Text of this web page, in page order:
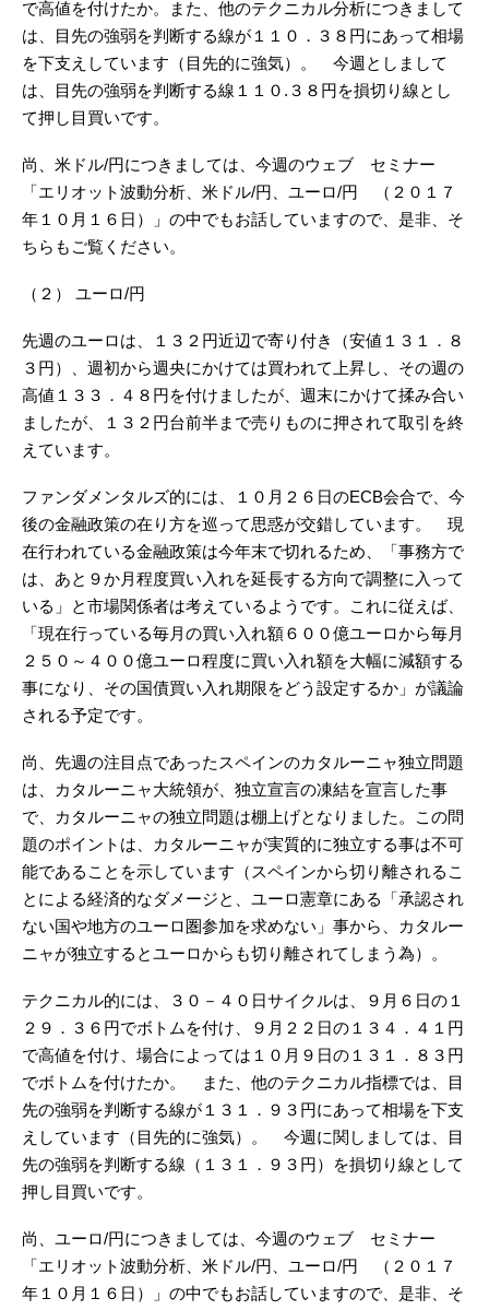
で高値を付けたか。また、他のテクニカル分析につきまして
は、目先の強弱を判断する線が１１０．３８円にあって相場
を下支えしています（目先的に強気）。 今週としまして
は、目先の強弱を判断する線１１０.３８円を損切り線とし
て押し目買いです。
尚、米ドル/円につきましては、今週のウェブ セミナー
「エリオット波動分析、米ドル/円、ユーロ/円 （２０１７
年１０月１６日）」の中でもお話していますので、是非、そ
ちらもご覧ください。
（２） ユーロ/円
先週のユーロは、１３２円近辺で寄り付き（安値１３１．８
３円）、週初から週央にかけては買われて上昇し、その週の
高値１３３．４８円を付けましたが、週末にかけて揉み合い
ましたが、１３２円台前半まで売りものに押されて取引を終
えています。
ファンダメンタルズ的には、１０月２６日のECB会合で、今
後の金融政策の在り方を巡って思惑が交錯しています。 現
在行われている金融政策は今年末で切れるため、「事務方で
は、あと９か月程度買い入れを延長する方向で調整に入って
いる」と市場関係者は考えているようです。これに従えば、
「現在行っている毎月の買い入れ額６００億ユーロから毎月
２５０～４００億ユーロ程度に買い入れ額を大幅に減額する
事になり、その国債買い入れ期限をどう設定するか」が議論
される予定です。
尚、先週の注目点であったスペインのカタルーニャ独立問題
は、カタルーニャ大統領が、独立宣言の凍結を宣言した事
で、カタルーニャの独立問題は棚上げとなりました。この問
題のポイントは、カタルーニャが実質的に独立する事は不可
能であることを示しています（スペインから切り離されるこ
とによる経済的なダメージと、ユーロ憲章にある「承認され
ない国や地方のユーロ圏参加を求めない」事から、カタルー
ニャが独立するとユーロからも切り離されてしまう為）。
テクニカル的には、３０－４０日サイクルは、９月６日の１
２９．３６円でボトムを付け、９月２２日の１３４．４１円
で高値を付け、場合によっては１０月９日の１３１．８３円
でボトムを付けたか。 また、他のテクニカル指標では、目
先の強弱を判断する線が１３１．９３円にあって相場を下支
えしています（目先的に強気）。 今週に関しましては、目
先の強弱を判断する線（１３１．９３円）を損切り線として
押し目買いです。
尚、ユーロ/円につきましては、今週のウェブ セミナー
「エリオット波動分析、米ドル/円、ユーロ/円 （２０１７
年１０月１６日）」の中でもお話していますので、是非、そ